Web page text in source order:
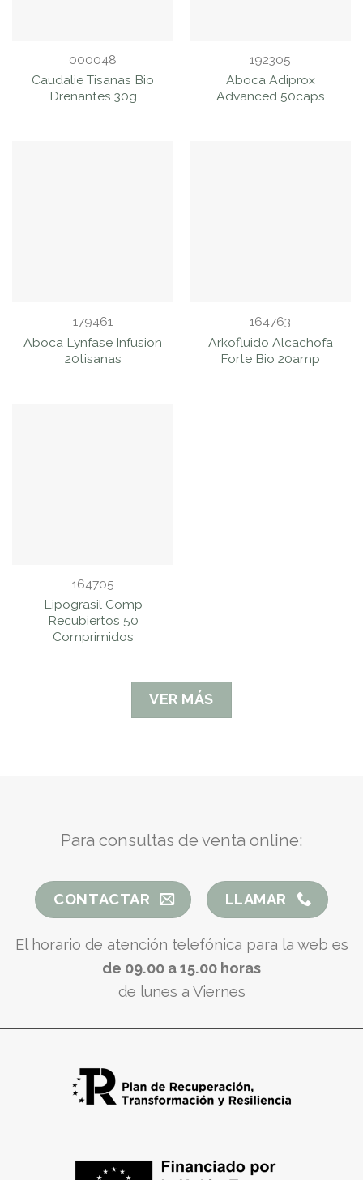
000048
Caudalie Tisanas Bio
Drenantes 30g
192305
Aboca Adiprox
Advanced 50caps
179461
Aboca Lynfase Infusion
20tisanas
164763
Arkofluido Alcachofa
Forte Bio 20amp
164705
Lipograsil Comp
Recubiertos 50
Comprimidos
VER MÁS
Para consultas de venta online:
CONTACTAR LLAMAR
El horario de atención telefónica para la web es
de 09.00 a 15.00 horas
de lunes a Viernes